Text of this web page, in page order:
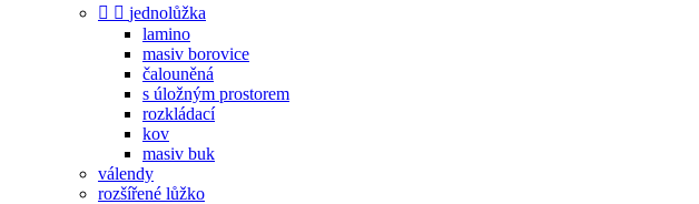
  jednolůžka
lamino
masiv borovice
čalouněná
s úložným prostorem
rozkládací
kov
masiv buk
válendy
rozšířené lůžko